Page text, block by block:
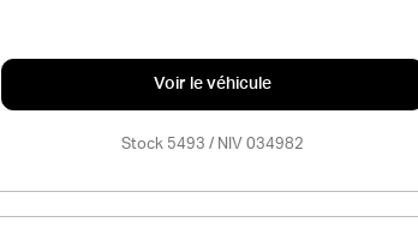
Voir le véhicule
Stock 5493 / NIV 034982